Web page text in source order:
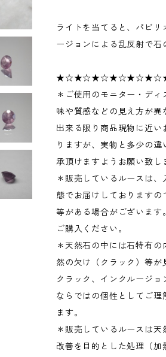
ライトを当てると、パビ
ージョンによる乱反射で石
＊ご使用のモニター・デ
味や質感などの見え方が異
出来る限り商品現物に近
りますが、実物と多少の
承頂けますようお願い致し
＊販売しているルースは
態でお届けしております
等がある場合がございます
ご購入ください。
＊天然石の中には石特有
然の欠け（クラック）等が
クラック、インクルージ
ならではの個性としてご
ます。
＊販売しているルースは
改善を目的とした処理（